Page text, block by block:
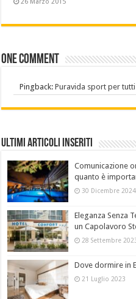
One comment
Pingback:Puravida sport per
Ultimi Articoli Inseriti
Comunicazione
quanto è
30 Dicembre 2024
Eleganza Senza
un Capolavoro
28 Settembre
Dove dormire in
21 Luglio 2023